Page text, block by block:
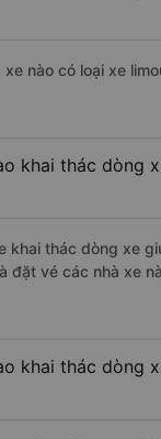
nào có loại xe
khai thác dòng
khai thác dòng xe
đặt vé các nhà xe
khai thác dòng